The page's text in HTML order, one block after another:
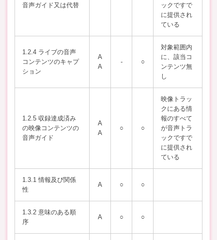
音声ガイド又は代替
ックですで
に提供され
ている
1.2.4 ライブの音声
コンテンツのキャプ
ション
A
A
- ○
対象範囲内
に、該当コ
ンテンツ無
し
1.2.5 収録達成済み
の映像コンテンツの
音声ガイド
A
A
○ ○
映像トラッ
クにある情
報のすべて
が⾳声トラ
ックですで
に提供され
ている
1.3.1 情報及び関係
性
A ○ ○
1.3.2 意味のある順
序
A ○ ○